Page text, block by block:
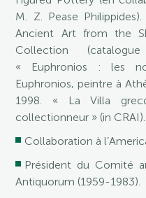
M. Z. Pease
Ancient Art from the
Collection
« Euphronios : les
Euphronios, peintre à
1998. « La Villa
collectionneur » (in CRAI).
Collaboration à
Président du Comité
Antiquorum (1959-1983).